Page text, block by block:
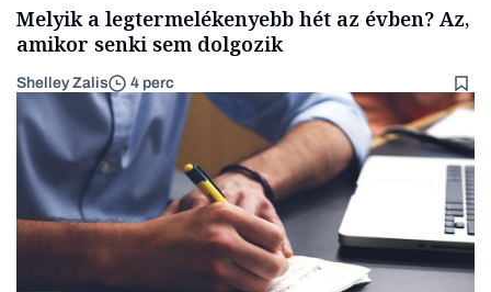
Melyik a legtermelékenyebb hét az évben? Az,
amikor senki sem dolgozik
Shelley Zalis 4 perc